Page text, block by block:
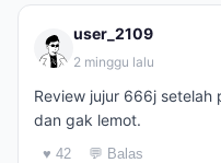
user_2109
2 minggu lalu
Review jujur 666j setelah
dan gak lemot.
♥ 42 💬 Balas